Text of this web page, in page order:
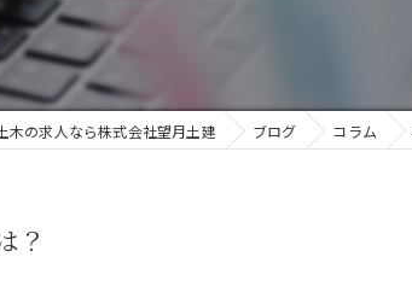
木の求人なら株式会社望月土建 ブログ コラム
？